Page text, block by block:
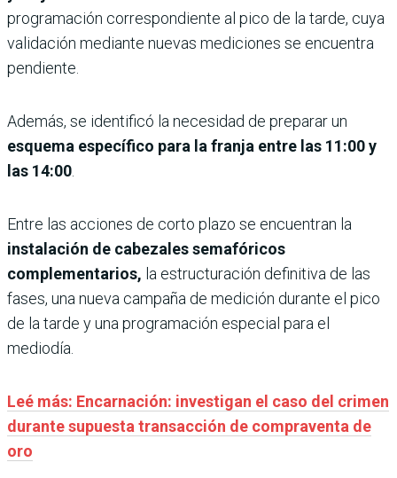
programación correspondiente al pico de la tarde, cuya
validación mediante nuevas mediciones se encuentra
pendiente.
Además, se identificó la necesidad de preparar un
esquema específico para la franja entre las 11:00 y
las 14:00
Entre las acciones de corto plazo se encuentran la
instalación de cabezales semafóricos
complementarios, la estructuración definitiva de las
fases, una nueva campaña de medición durante el pico
de la tarde y una programación especial para el
mediodía.
Leé más: Encarnación: investigan el caso del crimen
durante supuesta transacción de compraventa de
oro